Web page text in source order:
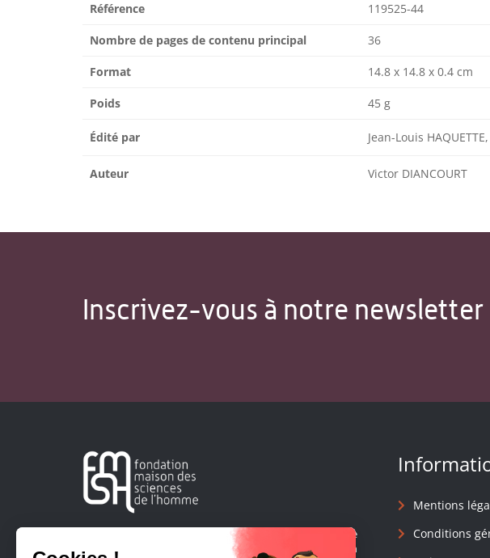
Référence 119525-44
Nombre de pages de contenu principal 36
Format 14.8 x 14.8 x 0.4 cm
Poids 45 g
Édité par Jean-Louis
Auteur Victor DIANCOURT
Inscrivez-vous à notre newsletter
Créée en 1963, la Fondation Maison Sciences de l'Homme
soutient la recherche et la diffusion des connaissances en
Mentions
Conditions